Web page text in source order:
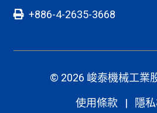
+886-4-2635-3668
© 2026 峻泰機械工業
使用條款 | 隱